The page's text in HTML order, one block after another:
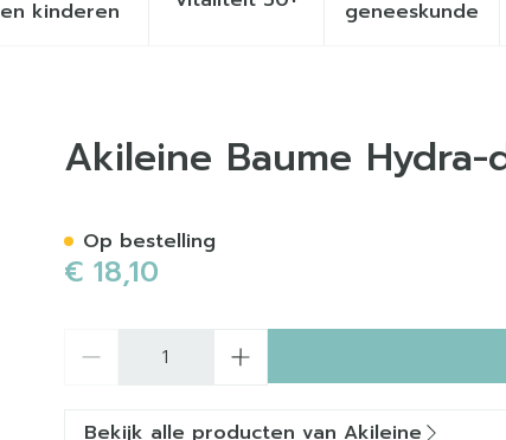
verzorging en hygiëne categorie
voor Dieet, voeding en vitamines categorie
en kinderenToon submenu voor Zwangerschap en
Toon submenu voor
geneeskunde
Toon
125ml
Akileine Baume Hydra-
€ 18,10
Op bestelling
Bekijk alle producten van Akileine